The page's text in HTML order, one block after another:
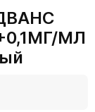
МЛ